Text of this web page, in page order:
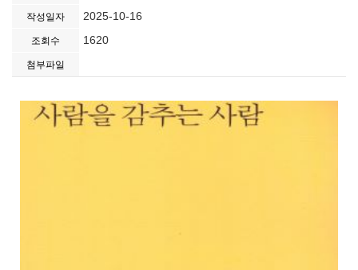
작성일자 2025-10-16
조회수 1620
첨부파일